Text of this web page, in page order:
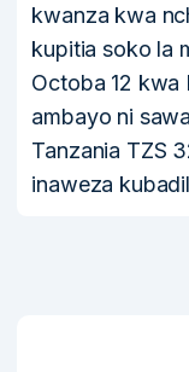
kwanza kwa
kupitia soko la
Octoba 12 kwa
ambayo ni
Tanzania TZS
inaweza